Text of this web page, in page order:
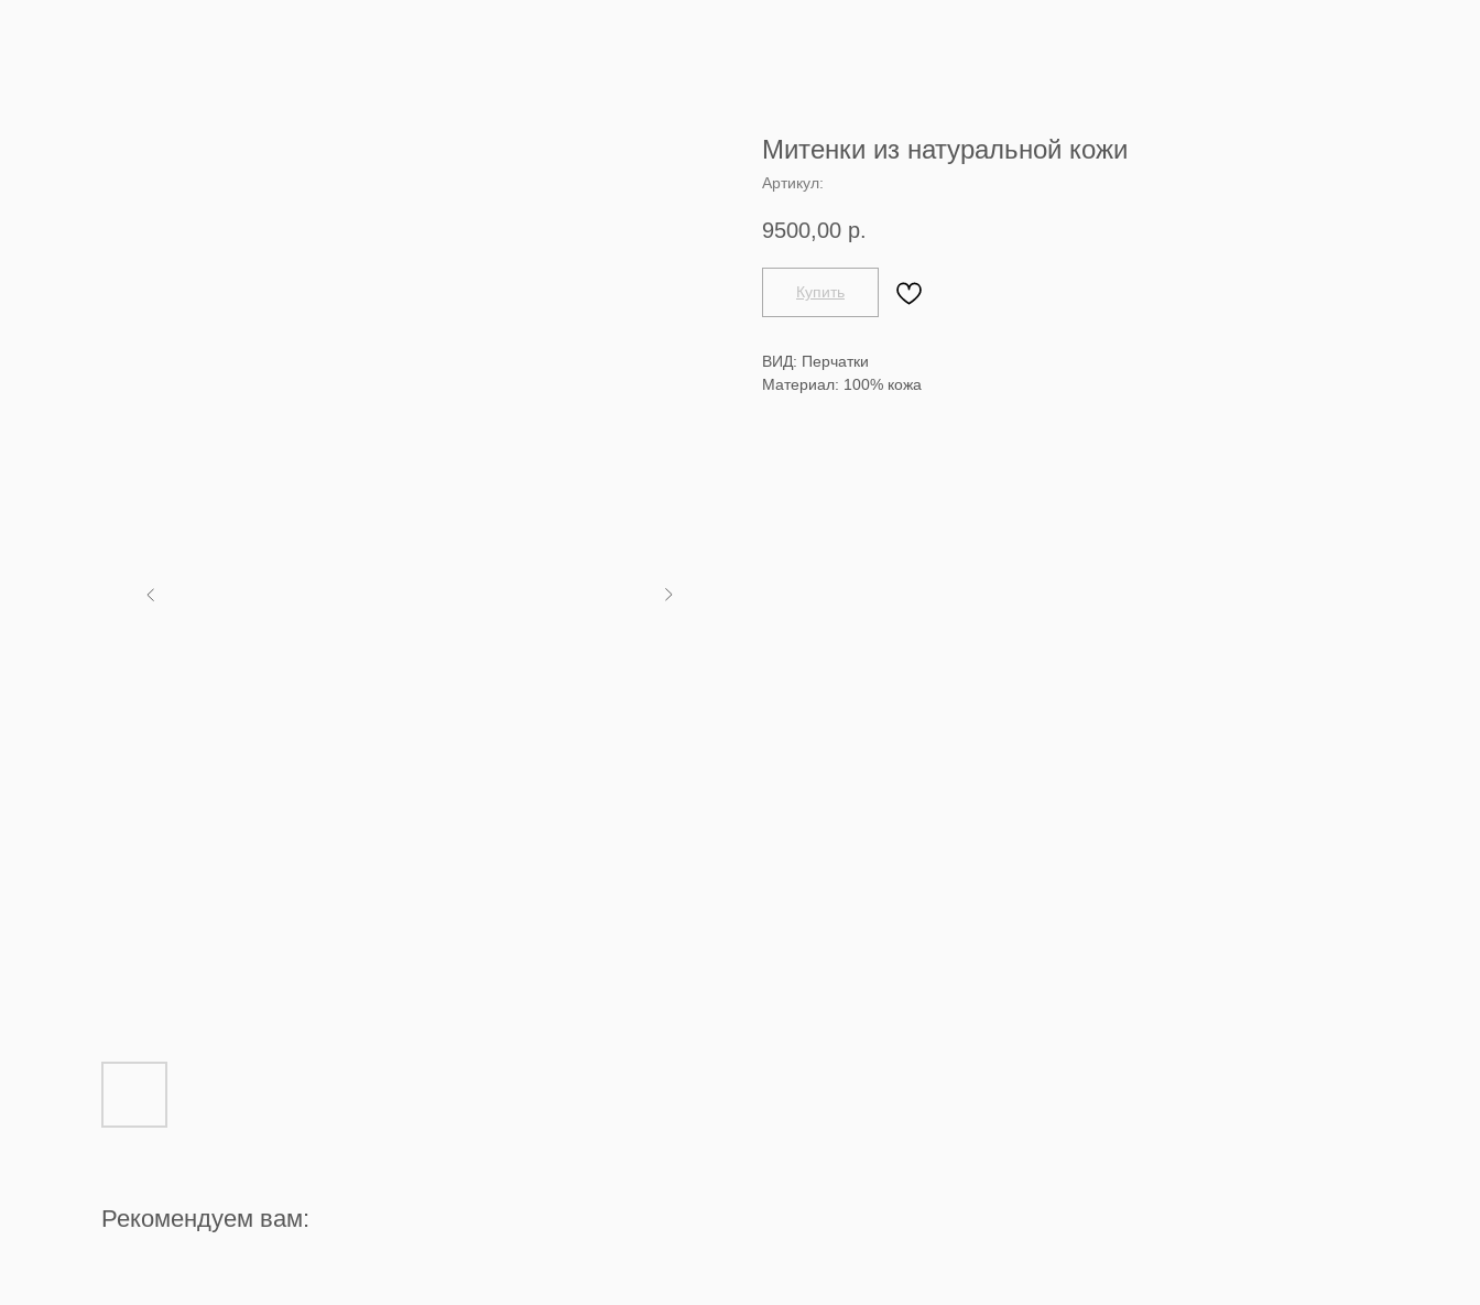
Митенки из натуральной кожи
Артикул:
9500,00 р.
Купить
ВИД: Перчатки
Материал: 100% кожа
Рекомендуем вам: